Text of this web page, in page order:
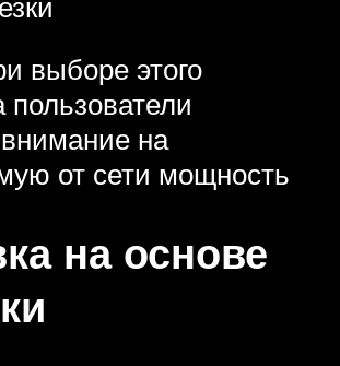
выборе этого
пользователи
на
от сети мощность
на основе